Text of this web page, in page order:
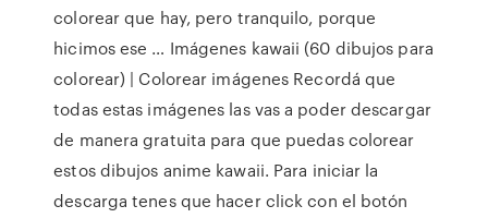
colorear que hay, pero tranquilo, porque
hicimos ese … Imágenes kawaii (60 dibujos para
colorear) | Colorear imágenes Recordá que
todas estas imágenes las vas a poder descargar
de manera gratuita para que puedas colorear
estos dibujos anime kawaii. Para iniciar la
descarga tenes que hacer click con el botón